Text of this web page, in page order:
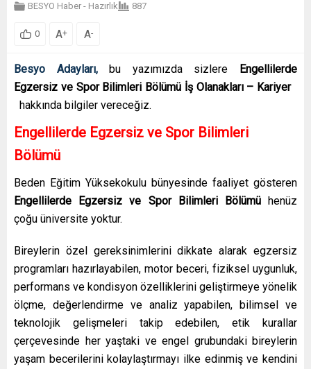
BESYO Haber - Hazırlık 887
0 A+ A-
Besyo Adayları,bu yazımızda sizlere Engellilerde
Egzersiz ve Spor Bilimleri Bölümü İş Olanakları – Kariyer
hakkında bilgiler vereceğiz.
Engellilerde Egzersiz ve Spor Bilimleri
Bölümü
Beden Eğitim Yüksekokulu bünyesinde faaliyet gösteren
Engellilerde Egzersiz ve Spor Bilimleri Bölümühenüz
çoğu üniversite yoktur.
Bireylerin özel gereksinimlerini dikkate alarak egzersiz
programları hazırlayabilen, motor beceri, fiziksel uygunluk,
performans ve kondisyon özelliklerini geliştirmeye yönelik
ölçme, değerlendirme ve analiz yapabilen, bilimsel ve
teknolojik gelişmeleri takip edebilen, etik kurallar
çerçevesinde her yaştaki ve engel grubundaki bireylerin
yaşam becerilerini kolaylaştırmayı ilke edinmiş ve kendini